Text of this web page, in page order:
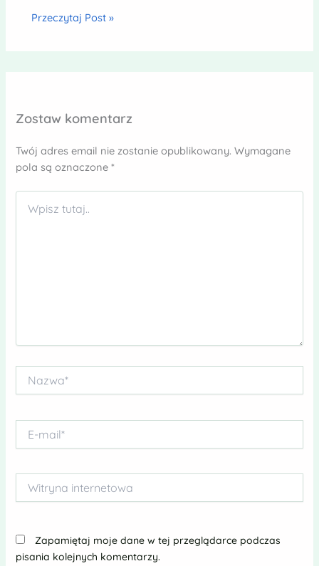
Przeczytaj Post »
Zostaw komentarz
Twój adres email nie zostanie opublikowany. Wymagane
pola są oznaczone*
tutaj..
mail*
internetowa
Zapamiętaj moje dane w tej przeglądarce podczas
pisania kolejnych komentarzy.